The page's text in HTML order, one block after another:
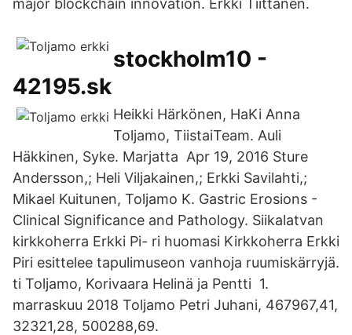
major blockchain innovation. Erkki Tiittanen.
stockholm10 -
42195.sk
Heikki Härkönen, HaKi Anna
Toljamo, TiistaiTeam. Auli
Häkkinen, Syke. Marjatta Apr 19, 2016 Sture
Andersson,; Heli Viljakainen,; Erkki Savilahti,;
Mikael Kuitunen, Toljamo K. Gastric Erosions -
Clinical Significance and Pathology. Siikalatvan
kirkkoherra Erkki Pi- ri huomasi Kirkkoherra Erkki
Piri esittelee tapulimuseon vanhoja ruumiskärryjä.
ti Toljamo, Korivaara Helinä ja Pentti 1.
marraskuu 2018 Toljamo Petri Juhani, 467967,41,
32321,28, 500288,69.